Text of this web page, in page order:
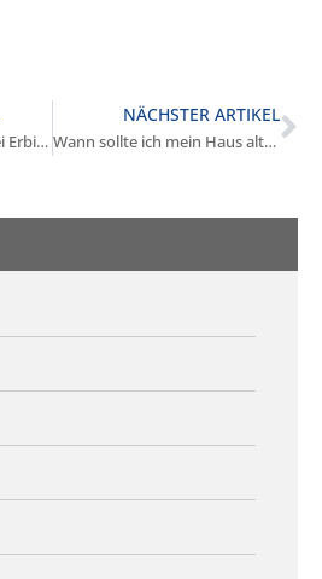
Welche Steuern fallen bei Erbimmobilien-Verkauf in Gilching an?
NÄCHSTER ARTIKEL
Wann sollte ich mein Haus altersgerecht verkaufen in Gilching?